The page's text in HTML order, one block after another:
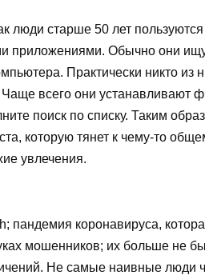
люди старше 50 лет
приложениями. Обычно они
Практически никто из
всего они устанавливают
поиск по списку. Таким
которую тянет к чему-то
увлечения.
пандемия коронавируса,
мошенников; их больше не
Не самые наивные люди